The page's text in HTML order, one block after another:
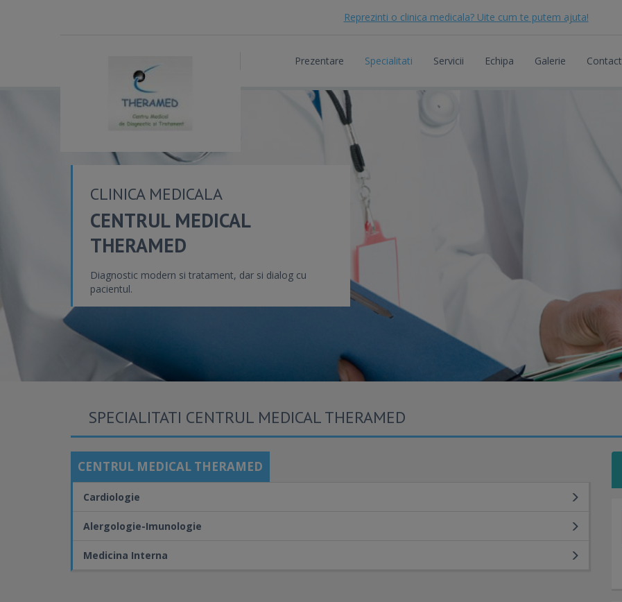
Reprezinti o clinica medicala? Uite cum te putem ajuta!
Prezentare Specialitati Servicii Echipa Galerie Contact
CLINICA MEDICALA
CENTRUL MEDICAL
THERAMED
Diagnostic modern si tratament, dar si dialog cu
pacientul.
SPECIALITATI CENTRUL MEDICAL THERAMED
CENTRUL MEDICAL THERAMED
Cardiologie
Alergologie-Imunologie
Medicina Interna